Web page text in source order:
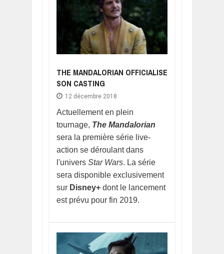
THE MANDALORIAN OFFICIALISE
SON CASTING
12 décembre 2018
Actuellement en plein
tournage, The Mandalorian
sera la première série live-
action se déroulant dans
l'univers Star Wars. La série
sera disponible exclusivement
sur Disney+ dont le lancement
est prévu pour fin 2019.